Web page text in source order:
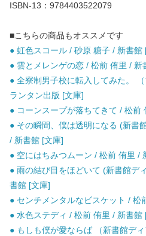
ISBN-13：9784403522079
■こちらの商品もオススメです
● 虹色スコール / 砂原 糖子 / 新書館
● 雲とメレンゲの恋 / 松前 侑里 / 新
● 全寮制男子校に転入してみた。
ランタン出版 [文庫]
● コーンスープが落ちてきて / 松前
● その瞬間、僕は透明になる (新書
/ 新書館 [文庫]
● 空にはちみつムーン / 松前 侑里 /
● 雨の結び目をほどいて (新書館デ
書館 [文庫]
● センチメンタルなビスケット / 松
● 水色ステディ / 松前 侑里 / 新書館
● もしも僕が愛ならば （新書館デ